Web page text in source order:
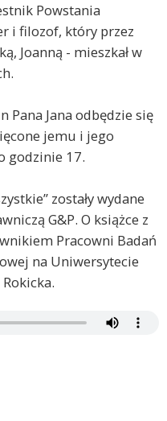
Powstania
i filozof, który przez
Joanną - mieszkał w
Pana Jana odbędzie się
jemu i jego
godzinie 17.
zostały wydane
G&P. O książce z
Pracowni Badań
na Uniwersytecie